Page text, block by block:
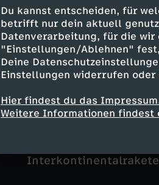
Du kannst entscheiden, für
betrifft nur dein aktuell
Datenverarbeitung, für die
"Einstellungen/Ablehnen"
Deine
Einstellungen widerrufen oder
Hier findest du das
Weitere Informationen findest
Ebenfalls am
ranghohen
Spezialoperation –
Kenntnis nehmen.
bis zum Schluss
Ukraine. Gegen
Potenzial aller
kündigte er an, dass